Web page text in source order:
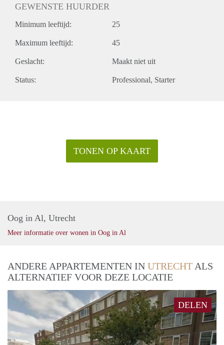
GEWENSTE HUURDER
Minimum leeftijd: 25
Maximum leeftijd: 45
Geslacht: Maakt niet uit
Status: Professional Starter
TONEN OP KAART
Oog in Al, Utrecht
Meer informatie over wonen in Oog in Al
ANDERE APPARTEMENTEN IN UTRECHT ALS
ALTERNATIEF VOOR DEZE LOCATIE
DELEN